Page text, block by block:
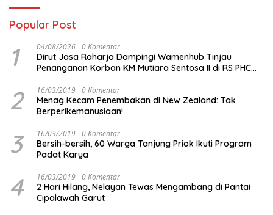
Popular Post
1 04/08/2026 0 Komentar
Dirut Jasa Raharja Dampingi Wamenhub Tinjau
Penanganan Korban KM Mutiara Sentosa II di RS PHC
2 16/03/2019 0 Komentar
Menag Kecam Penembakan di New Zealand: Tak
Berperikemanusiaan!
3 16/03/2019 0 Komentar
Bersih-bersih, 60 Warga Tanjung Priok Ikuti Program
Padat Karya
4 16/03/2019 0 Komentar
2 Hari Hilang, Nelayan Tewas Mengambang di Pantai
Cipalawah Garut